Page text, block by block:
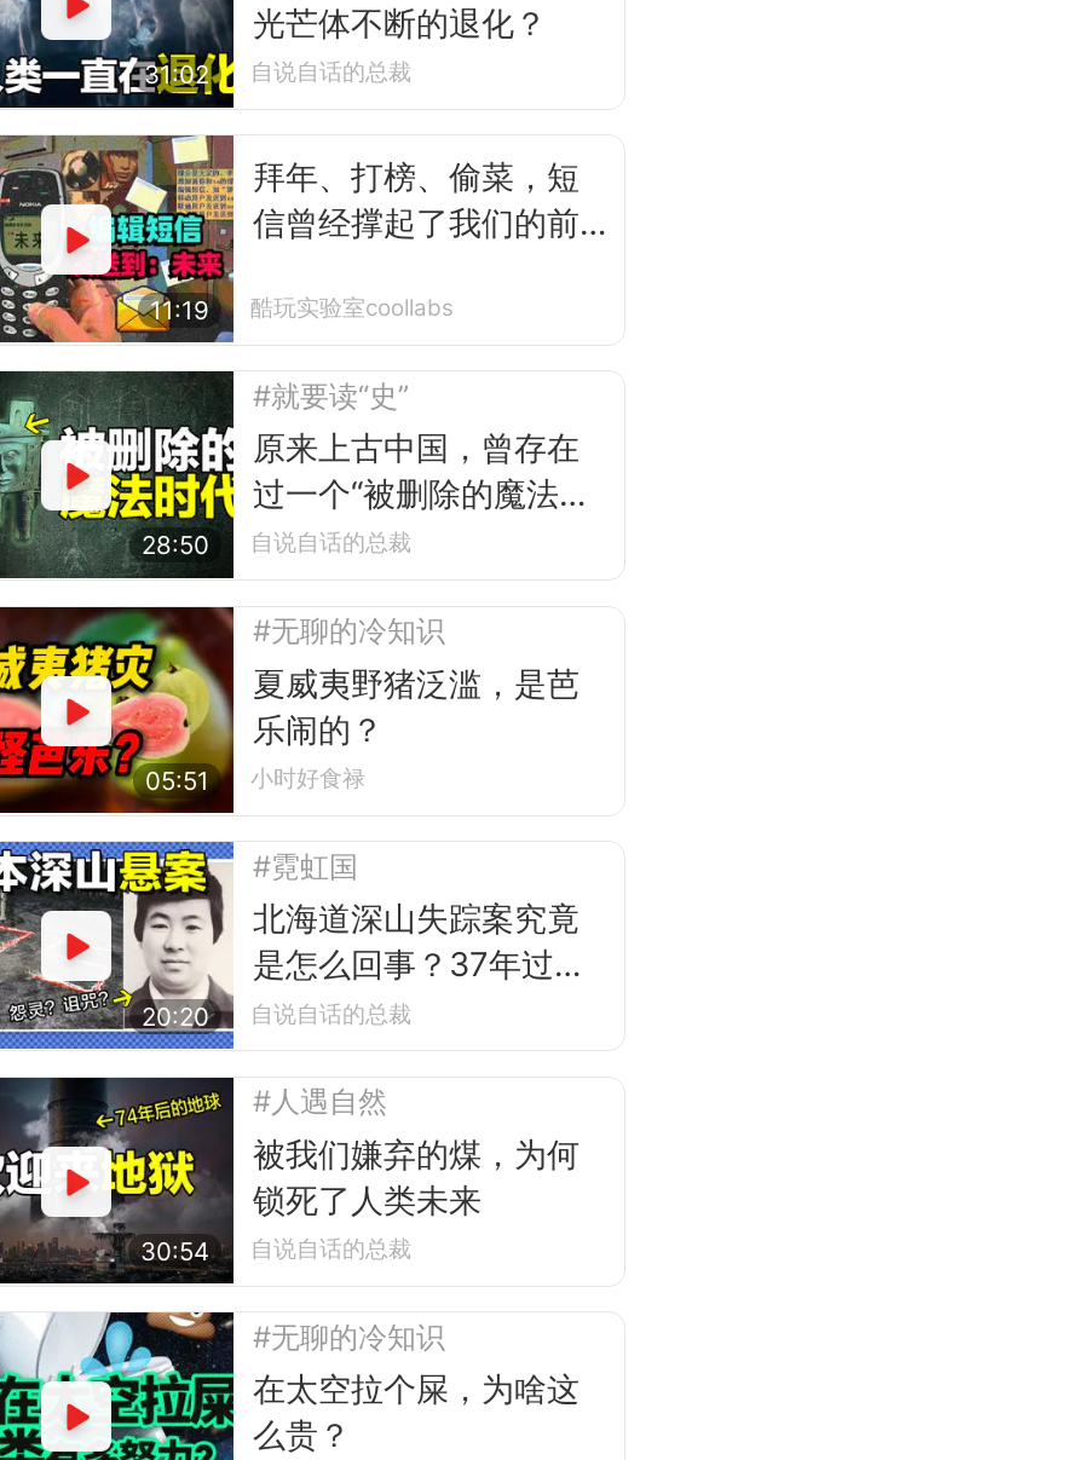
31:02
光芒体不断的退化？
自说自话的总裁
11:19
拜年、打榜、偷菜，短
信曾经撑起了我们的前
酷玩实验室coollabs
28:50
#就要读“史”
原来上古中国，曾存在
过一个“被删除的魔法时
代”？
自说自话的总裁
05:51
#无聊的冷知识
夏威夷野猪泛滥，是芭
乐闹的？
小时好食禄
20:20
#霓虹国
北海道深山失踪案究竟
是怎么回事？37年过
去，这已然不仅是悬
案......
自说自话的总裁
30:54
#人遇自然
被我们嫌弃的煤，为何
锁死了人类未来
自说自话的总裁
#无聊的冷知识
在太空拉个屎，为啥这
么贵？